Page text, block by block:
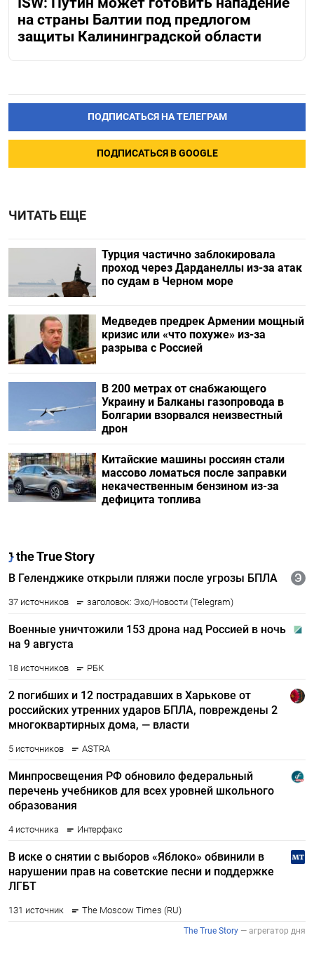
на страны Балтии под предлогом
защиты Калининградской области
ПОДПИСАТЬСЯ НА ТЕЛЕГРАМ
ПОДПИСАТЬСЯ В GOOGLE
ЧИТАТЬ ЕЩЕ
Турция частично заблокировала
проход через Дарданеллы из-за атак
по судам в Черном море
Медведев предрек Армении мощный
кризис или «что похуже» из-за
разрыва с Россией
В 200 метрах от снабжающего
Украину и Балканы газопровода в
Болгарии взорвался неизвестный
дрон
Китайские машины россиян стали
массово ломаться после заправки
некачественным бензином из-за
дефицита топлива